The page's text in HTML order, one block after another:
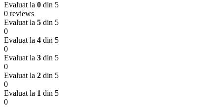
Evaluat la 0 din 5
0 reviews
Evaluat la 5 din 5
0
Evaluat la 4 din 5
0
Evaluat la 3 din 5
0
Evaluat la 2 din 5
0
Evaluat la 1 din 5
0